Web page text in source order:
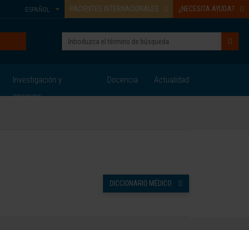
PACIENTES INTERNACIONALES ¿NECESITA AYUDA?
ESPAÑOL
Investigación y
ensayos
Docencia Actualidad
DICCIONARIO MÉDICO